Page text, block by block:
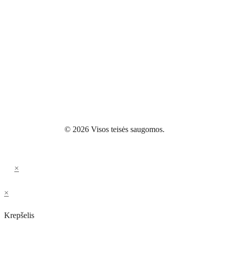
© 2026 Visos teisės saugomos.
×
×
Krepšelis